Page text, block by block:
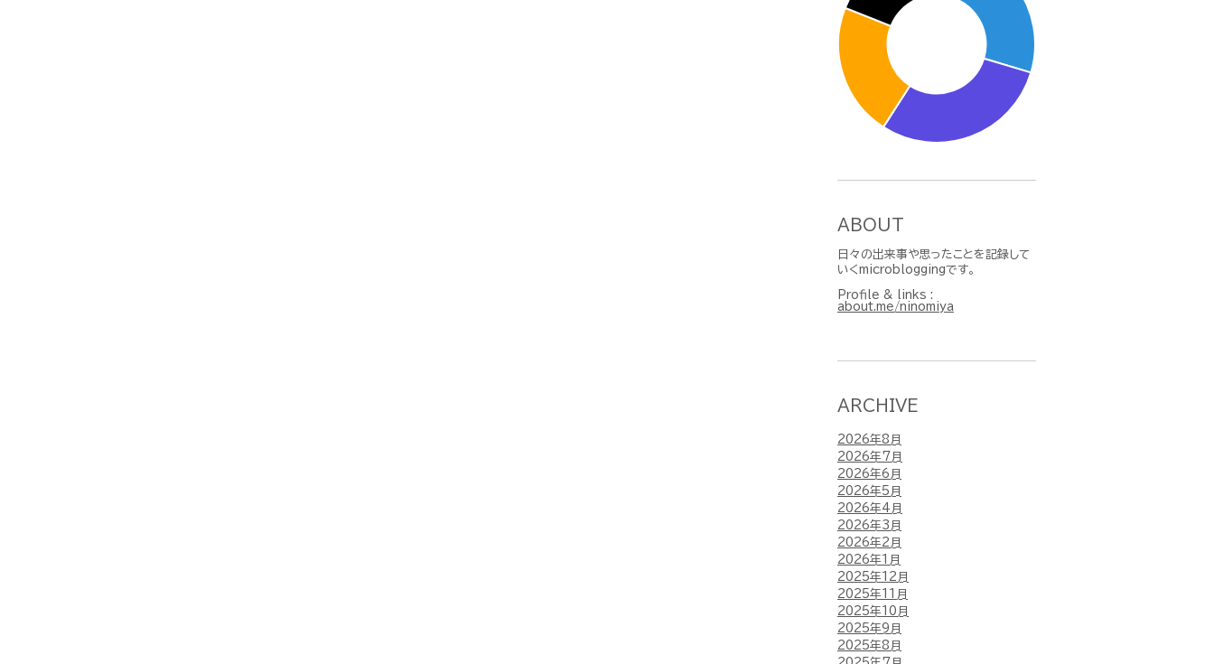
ABOUT
日々の出来事や思ったことを記録して
いくmicrobloggingです。
Profile & links :
about.me/ninomiya
ARCHIVE
2026年8月
2026年7月
2026年6月
2026年5月
2026年4月
2026年3月
2026年2月
2026年1月
2025年12月
2025年11月
2025年10月
2025年9月
2025年8月